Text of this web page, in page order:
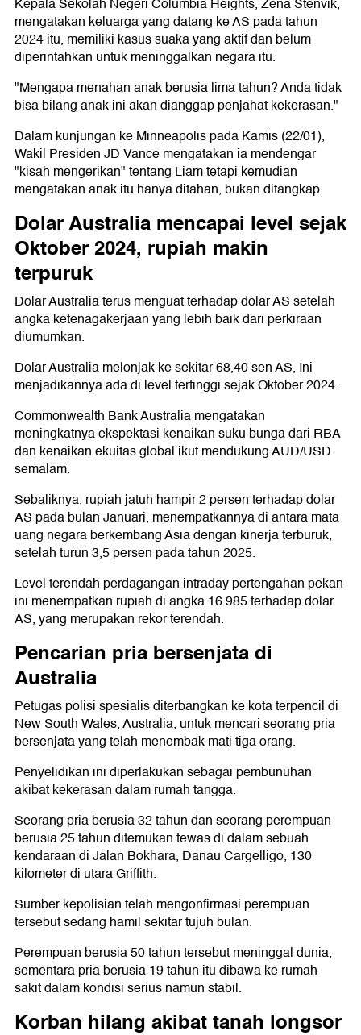
Kepala Sekolah Negeri Columbia Heights, Zena Stenvik,
mengatakan keluarga yang datang ke AS pada tahun
2024 itu, memiliki kasus suaka yang aktif dan belum
diperintahkan untuk meninggalkan negara itu.
"Mengapa menahan anak berusia lima tahun? Anda tidak
bisa bilang anak ini akan dianggap penjahat kekerasan."
Dalam kunjungan ke Minneapolis pada Kamis (22/01),
Wakil Presiden JD Vance mengatakan ia mendengar
"kisah mengerikan" tentang Liam tetapi kemudian
mengatakan anak itu hanya ditahan, bukan ditangkap.
Dolar Australia mencapai level sejak
Oktober 2024, rupiah makin
terpuruk
Dolar Australia terus menguat terhadap dolar AS setelah
angka ketenagakerjaan yang lebih baik dari perkiraan
diumumkan.
Dolar Australia melonjak ke sekitar 68,40 sen AS, Ini
menjadikannya ada di level tertinggi sejak Oktober 2024.
Commonwealth Bank Australia mengatakan
meningkatnya ekspektasi kenaikan suku bunga dari RBA
dan kenaikan ekuitas global ikut mendukung AUD/USD
semalam.
Sebaliknya, rupiah jatuh hampir 2 persen terhadap dolar
AS pada bulan Januari, menempatkannya di antara mata
uang negara berkembang Asia dengan kinerja terburuk,
setelah turun 3,5 persen pada tahun 2025.
Level terendah perdagangan intraday pertengahan pekan
ini menempatkan rupiah di angka 16.985 terhadap dolar
AS, yang merupakan rekor terendah.
Pencarian pria bersenjata di
Australia
Petugas polisi spesialis diterbangkan ke kota terpencil di
New South Wales, Australia, untuk mencari seorang pria
bersenjata yang telah menembak mati tiga orang.
Penyelidikan ini diperlakukan sebagai pembunuhan
akibat kekerasan dalam rumah tangga.
Seorang pria berusia 32 tahun dan seorang perempuan
berusia 25 tahun ditemukan tewas di dalam sebuah
kendaraan di Jalan Bokhara, Danau Cargelligo, 130
kilometer di utara Griffith.
Sumber kepolisian telah mengonfirmasi perempuan
tersebut sedang hamil sekitar tujuh bulan.
Perempuan berusia 50 tahun tersebut meninggal dunia,
sementara pria berusia 19 tahun itu dibawa ke rumah
sakit dalam kondisi serius namun stabil.
Korban hilang akibat tanah longsor